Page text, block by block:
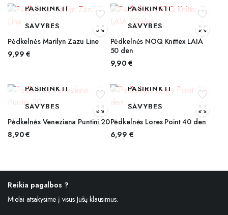
PASIRINKTI
SAVYBES
Pėdkelnės Marilyn Zazu Line
9,99€
PASIRINKTI
SAVYBES
Pėdkelnės NOQ Knittex LAIA
50 den
9,90 €
PASIRINKTI
SAVYBES
Pėdkelnės Veneziana Puntini 20
8,90€
PASIRINKTI
SAVYBES
Pėdkelnės Lores Point 40 den
6,99 €
Reikia pagalbos ?
Mielai atsakysime į visus Jūsų klausimus.